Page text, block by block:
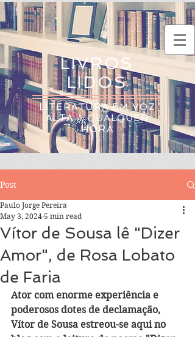
LIVROS
LIDOS
LITERATURA EM VOZ
ALTA A QUALQUER
HORA
Post
Vítor de Sousa lê "Dizer
Amor", de Rosa Lobato
de Faria
Paulo Jorge Pereira
May 3, 2024 5 min read
Ator com enorme experiência e
poderosos dotes de declamação,
Vítor de Sousa estreou-se aqui no